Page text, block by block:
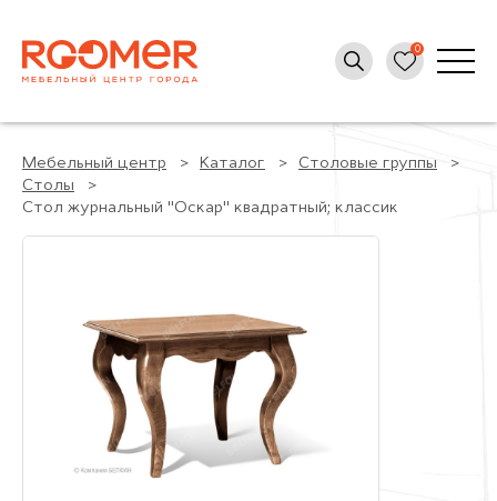
Мебельный центр Каталог
Столовые группы
Столы
Стол журнальный "Оскар" квадратный; классик